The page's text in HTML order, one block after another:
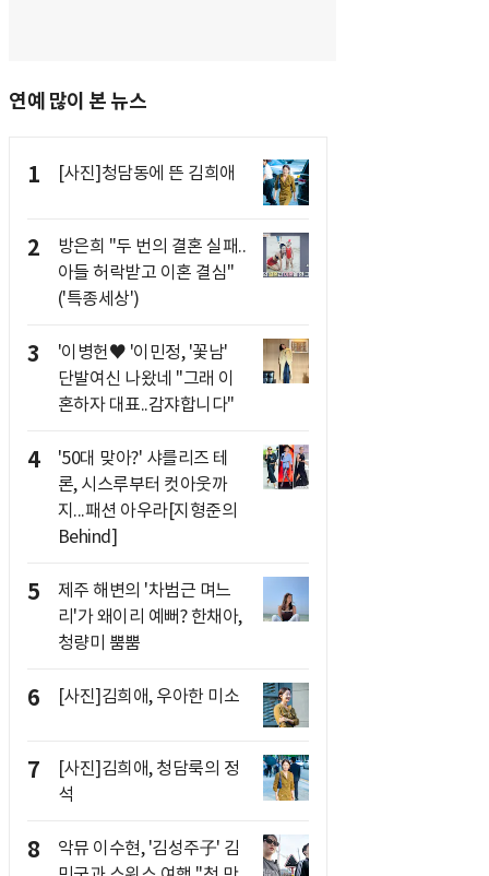
연예 많이 본 뉴스
1 [사진]청담동에 뜬 김희애
2
방은희 "두 번의 결혼 실패..
아들 허락받고 이혼 결심"
('특종세상')
3
'이병헌♥ '이민정, '꽃남'
단발여신 나왔네 "그래 이
혼하자 대표..감쟈합니다"
4
'50대 맞아?' 샤를리즈 테
론, 시스루부터 컷아웃까
지...패션 아우라[지형준의
Behind]
5
제주 해변의 '차범근 며느
리'가 왜이리 예뻐? 한채아,
청량미 뿜뿜
6 [사진]김희애, 우아한 미소
7
[사진]김희애, 청담룩의 정
석
8
악뮤 이수현, '김성주子' 김